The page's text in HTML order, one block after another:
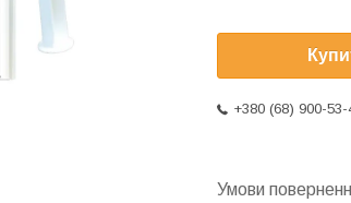
+380 (68) 900-53-